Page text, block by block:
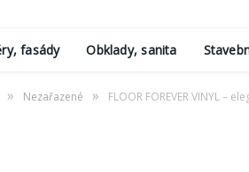
fasády Obklady, sanita
» Nezařazené » FLOOR FOREVER VINYL –